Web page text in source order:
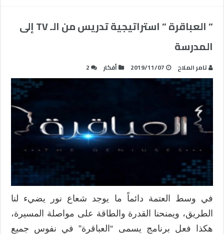
” العباقرة ” استراتيجية تدريس من الـ TV إلى
المدرسة
تامر الملاح 2019/11/07 أفكار 2
في وسط العتمة دائماً ما يوجد شعاع نور يضيء لنا
الطريق، ويمنحنا القدرة والطاقة على مواصلة المسيرة،
هكذا فعل برنامج يسمى “العباقرة” في نفوس جميع